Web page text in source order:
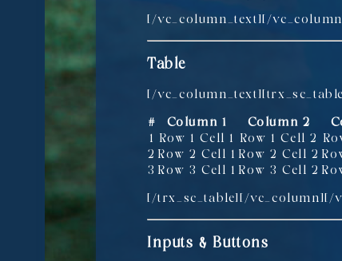
[/vc_column_text][/
Table
[/
# Column 1 Column 2
1 Row 1 Cell 1 Row 1 Cell 2
2 Row 2 Cell 1 Row 2 Cell 2
3 Row 3 Cell 1 Row 3 Cell 2
[/trx_sc_table][/vc_column][/
Inputs & Buttons